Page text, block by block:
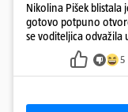
Nikolina Pišek
gotovo potpuno
se voditeljica
5